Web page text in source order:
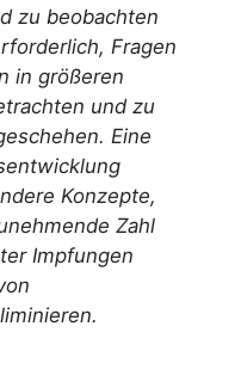
zu beobachten
Fragen
in größeren
und zu
Eine
Konzepte,
Zahl
Impfungen